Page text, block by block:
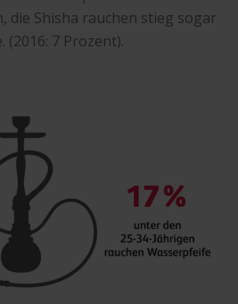
die Shisha rauchen stieg sogar
7 Prozent).